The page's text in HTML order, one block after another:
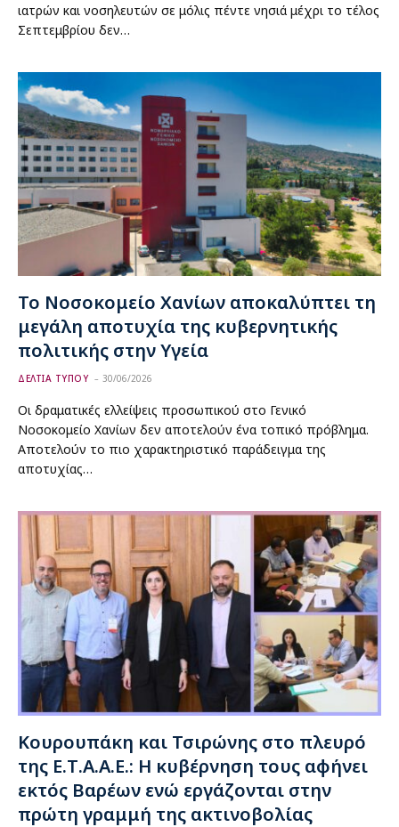
ιατρών και νοσηλευτών σε μόλις πέντε νησιά μέχρι το τέλος
Σεπτεμβρίου δεν…
Το Νοσοκομείο Χανίων αποκαλύπτει τη
μεγάλη αποτυχία της κυβερνητικής
πολιτικής στην Υγεία
ΔΕΛΤΙΑ ΤΥΠΟΥ 30/06/2026
Οι δραματικές ελλείψεις προσωπικού στο Γενικό
Νοσοκομείο Χανίων δεν αποτελούν ένα τοπικό πρόβλημα.
Αποτελούν το πιο χαρακτηριστικό παράδειγμα της
αποτυχίας…
Κουρουπάκη και Τσιρώνης στο πλευρό
της Ε.Τ.Α.Α.Ε.: Η κυβέρνηση τους αφήνει
εκτός Βαρέων ενώ εργάζονται στην
πρώτη γραμμή της ακτινοβολίας